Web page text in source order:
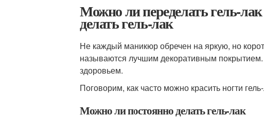
Можно ли переделать гель-
делать гель-лак
Не каждый маникюр обречен на яркую, но
называются лучшим декоративным покрытием.
здоровьем.
Поговорим, как часто можно красить ногти
Можно ли постоянно делать гель-лак